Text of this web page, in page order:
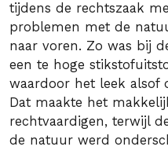
tijdens de rechtszaak
problemen met de
naar voren. Zo was bij
een te hoge
waardoor het leek alsof
Dat maakte het
rechtvaardigen, terwijl
de natuur werd